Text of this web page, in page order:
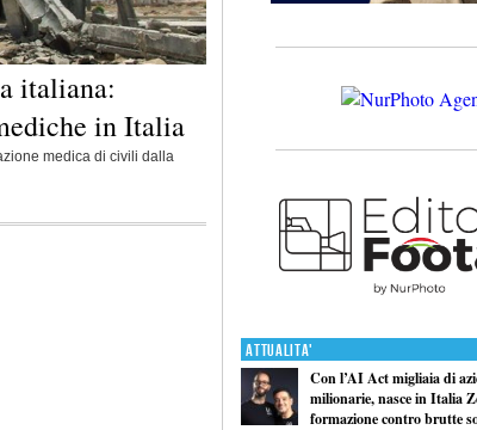
italiana:
in Italia
medica di civili dalla
Attualita'
Con l’AI Act migliaia di
milionarie, nasce in Italia
formazione contro brutte